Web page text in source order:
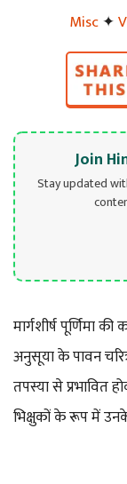
Misc✦
Join
Stay updated
मार्गशीर्ष पूर्णिमा
अनुसूया के पावन
तपस्या से प्रभावित
भिक्षुकों के रूप में